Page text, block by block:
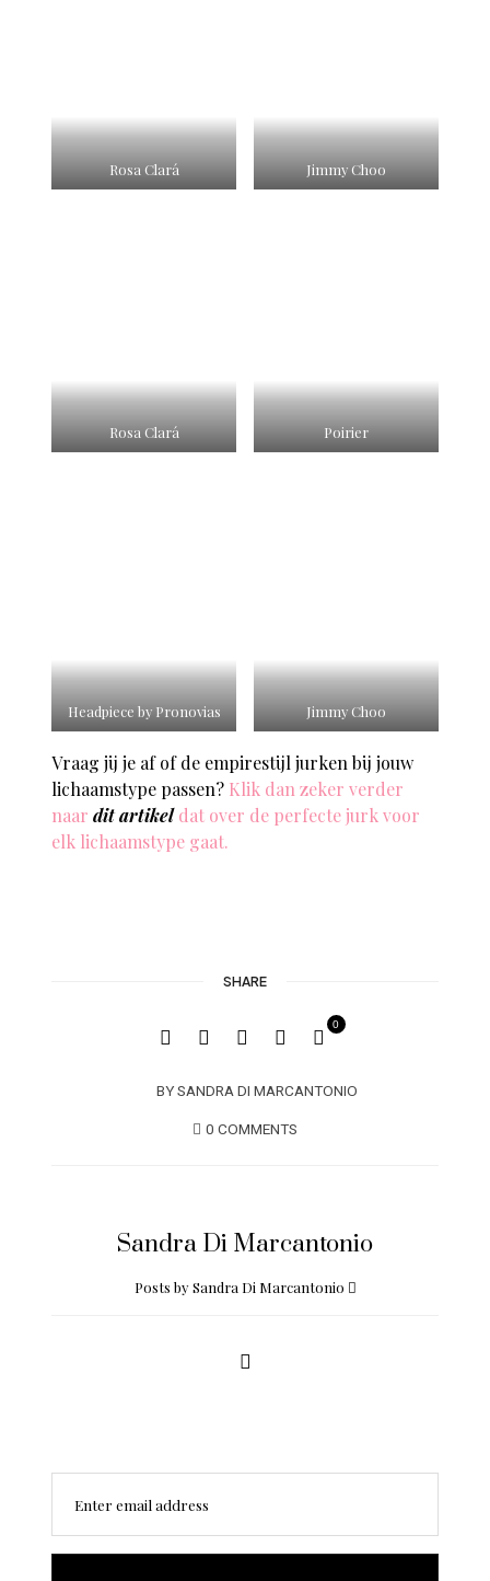
Rosa Clará Jimmy Choo
Rosa Clará Poirier
Headpiece by Pronovias Jimmy Choo
Vraag jij je af of de empirestijl jurken bij jouw
lichaamstype passen? Klik dan zeker verder
naar dit artikel dat over de perfecte jurk voor
elk lichaamstype gaat.
SHARE
BYSANDRA DI MARCANTONIO
0
0 COMMENTS
Sandra Di Marcantonio
Posts by Sandra Di Marcantonio
Enter email address